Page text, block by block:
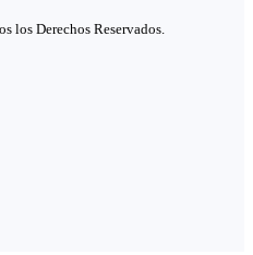
los Derechos Reservados.